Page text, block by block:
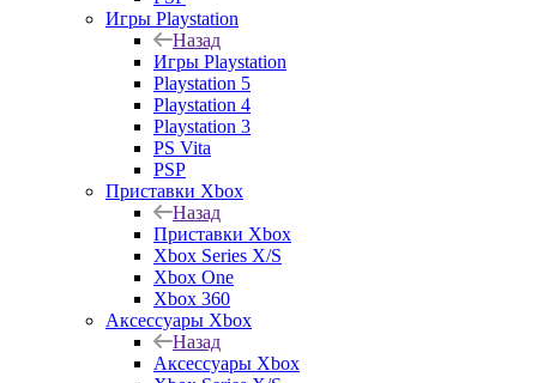
Игры Playstation
Назад
Игры Playstation
Playstation 5
Playstation 4
Playstation 3
PS Vita
PSP
Приставки Xbox
Назад
Приставки Xbox
Xbox Series X/S
Xbox One
Xbox 360
Аксессуары Xbox
Назад
Аксессуары Xbox